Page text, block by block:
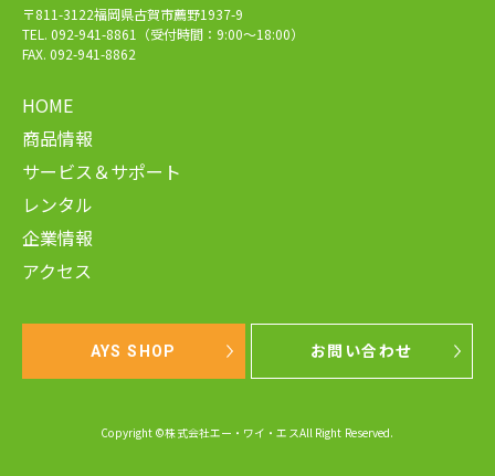
〒811-3122福岡県古賀市薦野1937-9
TEL. 092-941-8861（受付時間：9:00～18:00）
FAX. 092-941-8862
HOME
商品情報
サービス＆サポート
レンタル
企業情報
アクセス
AYS SHOP お問い合わせ
Copyright ©株式会社エー・ワイ・エスAll Right Reserved.